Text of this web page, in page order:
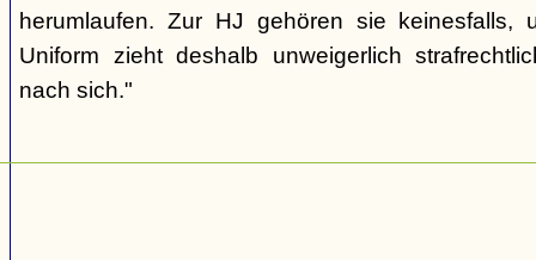
herumlaufen. Zur HJ gehören sie keinesfalls,
Uniform zieht deshalb unweigerlich
nach sich."